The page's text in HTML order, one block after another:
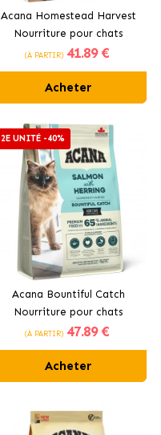
Acana Homestead Harvest
Nourriture pour chats
adultes au poulet frais
(À PARTIR) 41.89 €
Acheter
2E UNITÉ -40%
Acana Bountiful Catch
Nourriture pour chats
adultes au saumon sauvage
(À PARTIR) 47.89 €
Acheter